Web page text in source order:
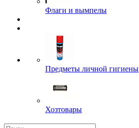
Флаги и вымпелы
Предметы личной гигиены
Хозтовары